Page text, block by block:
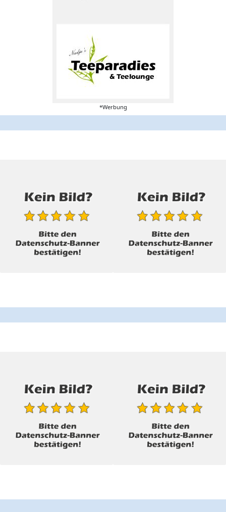
*Werbung